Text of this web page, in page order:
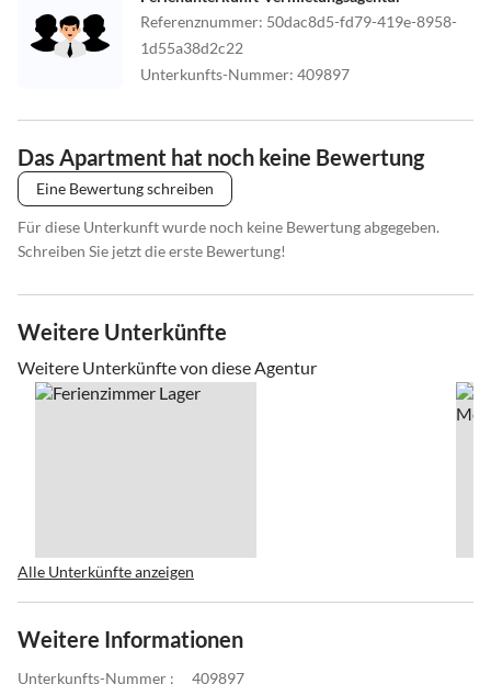
Referenznummer: 50dac8d5-fd79-419e-8958-
1d55a38d2c22
Unterkunfts-Nummer: 409897
Das Apartment hat noch keine Bewertung
Eine Bewertung schreiben
Für diese Unterkunft wurde noch keine Bewertung abgegeben.
Schreiben Sie jetzt die erste Bewertung!
Weitere Unterkünfte
Weitere Unterkünfte von diese Agentur
Alle Unterkünfte anzeigen
Weitere Informationen
Unterkunfts-Nummer : 409897